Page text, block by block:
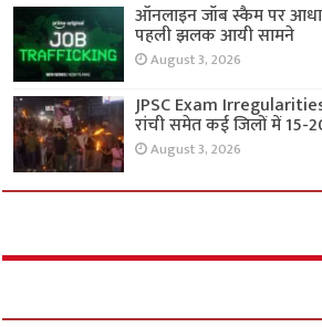
ऑनलाइन जॉब स्कैम पर
पहली झलक आयी सामने
August 3, 2026
JPSC Exam
रांची समेत कई जिलों में 15-
August 3, 2026